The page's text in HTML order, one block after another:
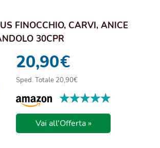
FINOCCHIO, CARVI, ANICE
30CPR
20,90€
Sped. Totale 20,90€
★★★★★
★★★★★
Vai all'Offerta »